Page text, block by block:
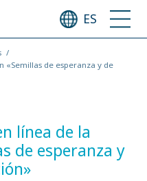
ES
«Semillas de esperanza y de
línea de la
de esperanza y